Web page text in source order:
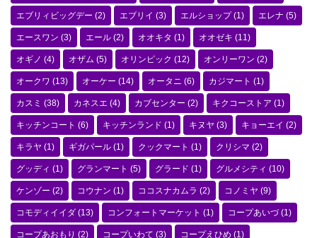
エブリィビッグデー (2) エブリイ (3) エルショップ(1) エレナ (5)
エースワン (3) エール (2) オオキタ (1) オオゼキ (11)
オギノ (4) オザム (5) オリンピック (12) オンリーワン (2)
オークワ (13) オーケー (14) オータニ (6) カジマート (1)
カスミ (38) カネスエ (4) カブセンター (2) キクコーストア (1)
キッチンコート (6) キッチンランド (1) キヌヤ (3) キョーエイ (2)
キラヤ (1) ギガパール (1) クックマート (1) クリシマ (2)
グッディ (1) グランマート (5) グラード (1) グルメシティ (10)
ケンゾー (2) コウナン (1) ココスナカムラ (2) コノミヤ (9)
コモディイイダ (13) コンフォートマーケット (1) コープあいづ(1)
コープあおもり (2) コープいわて (3) コープえひめ (1)